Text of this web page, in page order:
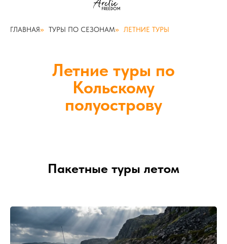
ГЛАВНАЯ» ТУРЫ ПО СЕЗОНАМ» ЛЕТНИЕ ТУРЫ
Летние туры по
Кольскому
полуострову
Пакетные туры летом